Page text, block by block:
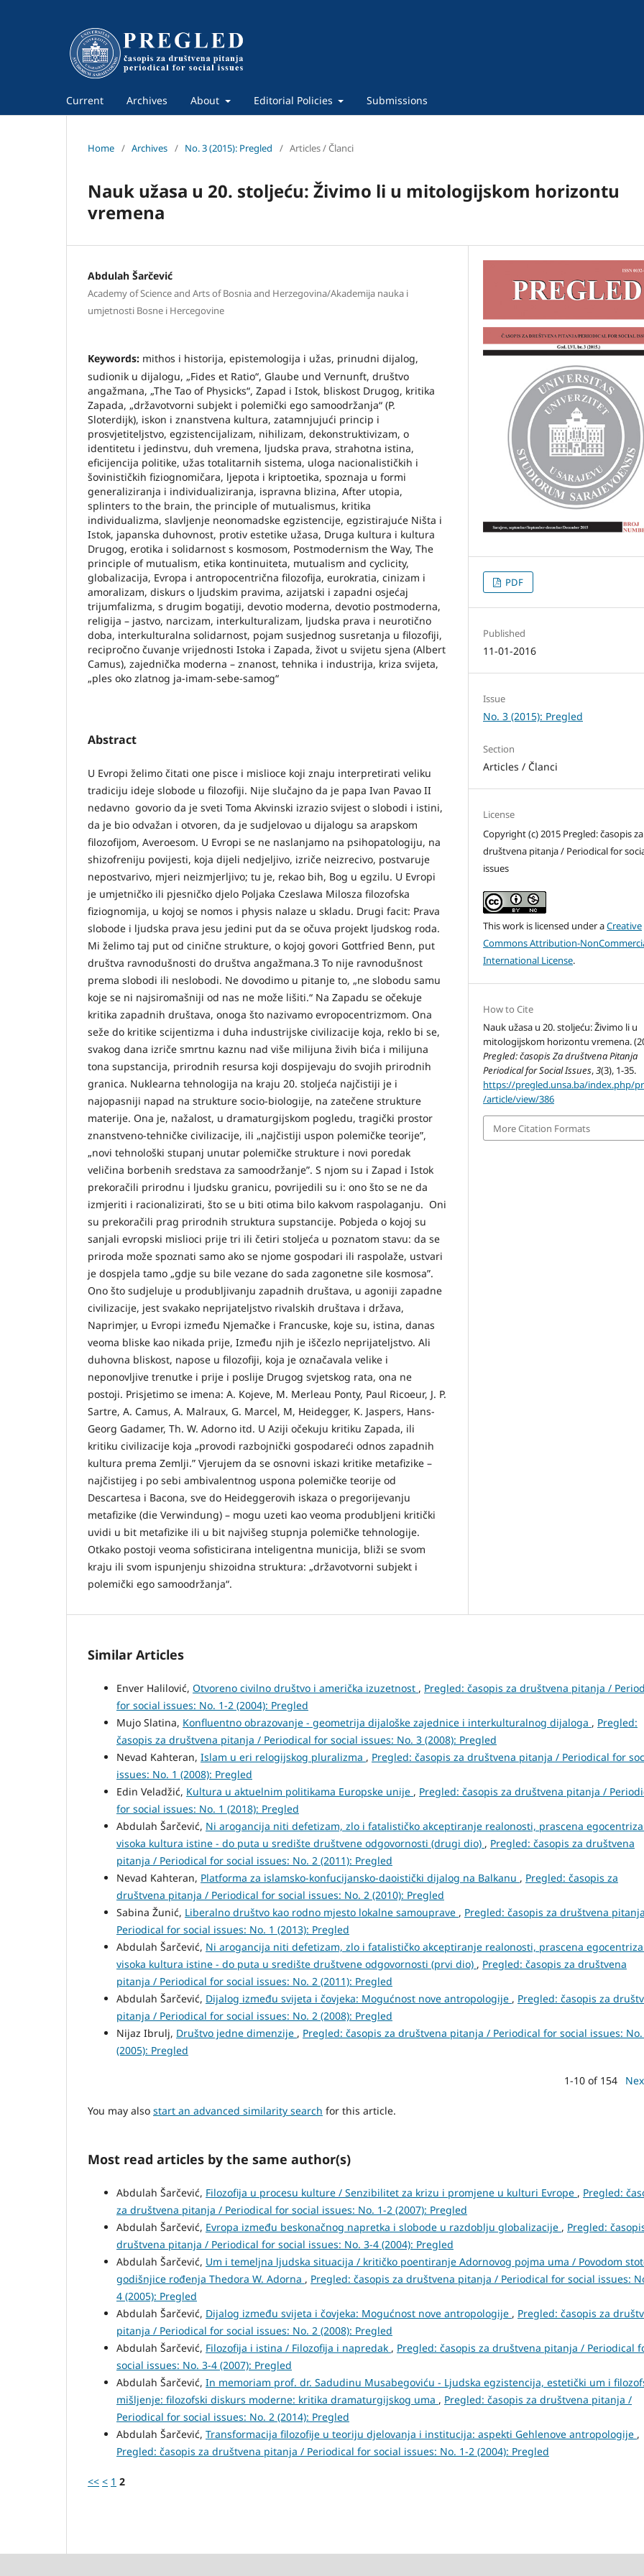
Current Archives About Editorial Policies Submissions
Home / Archives / No. 3 (2015): Pregled / Articles / Članci
Nauk užasa u 20. stoljeću: Živimo li u mitologijskom horizontu
vremena
Abdulah Šarčević
Academy of Science and Arts of Bosnia and Herzegovina/Akademija nauka i
umjetnosti Bosne i Hercegovine
Keywords: mithos i historija, epistemologija i užas, prinudni dijalog,
sudionik u dijalogu, „Fides et Ratio“, Glaube und Vernunft, društvo
angažmana, „The Tao of Physicks“, Zapad i Istok, bliskost Drugog, kritika
Zapada, „državotvorni subjekt i polemički ego samoodržanja“ (P.
Sloterdijk), iskon i znanstvena kultura, zatamnjujući princip i
prosvjetiteljstvo, egzistencijalizam, nihilizam, dekonstruktivizam, o
identitetu i jedinstvu, duh vremena, ljudska prava, strahotna istina,
eficijencija politike, užas totalitarnih sistema, uloga nacionalističkih i
šovinističkih fiziognomičara, ljepota i kriptoetika, spoznaja u formi
generaliziranja i individualiziranja, ispravna blizina, After utopia,
splinters to the brain, the principle of mutualismus, kritika
individualizma, slavljenje neonomadske egzistencije, egzistirajuće Ništa i
Istok, japanska duhovnost, protiv estetike užasa, Druga kultura i kultura
Drugog, erotika i solidarnost s kosmosom, Postmodernism the Way, The
principle of mutualism, etika kontinuiteta, mutualism and cyclicity,
globalizacija, Evropa i antropocentrična filozofija, eurokratia, cinizam i
amoralizam, diskurs o ljudskim pravima, azijatski i zapadni osjećaj
trijumfalizma, s drugim bogatiji, devotio moderna, devotio postmoderna,
religija – jastvo, narcizam, interkulturalizam, ljudska prava i neurotično
doba, interkulturalna solidarnost, pojam susjednog susretanja u filozofiji,
recipročno čuvanje vrijednosti Istoka i Zapada, život u svijetu sjena (Albert
Camus), zajednička moderna – znanost, tehnika i industrija, kriza svijeta,
„ples oko zlatnog ja-imam-sebe-samog“
Abstract
U Evropi želimo čitati one pisce i mislioce koji znaju interpretirati veliku
tradiciju ideje slobode u filozofiji. Nije slučajno da je papa Ivan Pavao II
nedavno govorio da je sveti Toma Akvinski izrazio svijest o slobodi i istini,
da je bio odvažan i otvoren, da je sudjelovao u dijalogu sa arapskom
filozofijom, Averoesom. U Evropi se ne naslanjamo na psihopatologiju, na
shizofreniju povijesti, koja dijeli nedjeljivo, izriče neizrecivo, postvaruje
nepostvarivo, mjeri neizmjerljivo; tu je, rekao bih, Bog u egzilu. U Evropi
je umjetničko ili pjesničko djelo Poljaka Czeslawa Milosza filozofska
fiziognomija, u kojoj se nomos i physis nalaze u skladu. Drugi facit: Prava
slobode i ljudska prava jesu jedini put da se očuva projekt ljudskog roda.
Mi želimo taj put od cinične strukture, o kojoj govori Gottfried Benn, put
društva ravnodušnosti do društva angažmana.3 To nije ravnodušnost
prema slobodi ili neslobodi. Ne dovodimo u pitanje to, „ne slobodu samu
koje se ni najsiromašniji od nas ne može lišiti.“ Na Zapadu se očekuje
kritika zapadnih društava, onoga što nazivamo evropocentrizmom. Ona
seže do kritike scijentizma i duha industrijske civilizacije koja, reklo bi se,
svakog dana izriče smrtnu kaznu nad više milijuna živih bića i milijuna
tona supstancija, prirodnih resursa koji dospijevaju do svojih prirodnih
granica. Nuklearna tehnologija na kraju 20. stoljeća najčistiji je i
najopasniji napad na strukture socio-biologije, na zatečene strukture
materije. Ona je, nažalost, u dramaturgijskom pogledu, tragički prostor
znanstveno-tehničke civilizacije, ili „najčistiji uspon polemičke teorije”,
„novi tehnološki stupanj unutar polemičke strukture i novi poredak
veličina borbenih sredstava za samoodržanje”. S njom su i Zapad i Istok
prekoračili prirodnu i ljudsku granicu, povrijedili su i: ono što se ne da
izmjeriti i racionalizirati, što se u biti otima bilo kakvom raspolaganju. Oni
su prekoračili prag prirodnih struktura supstancije. Pobjeda o kojoj su
sanjali evropski mislioci prije tri ili četiri stoljeća u poznatom stavu: da se
priroda može spoznati samo ako se njome gospodari ili raspolaže, ustvari
je dospjela tamo „gdje su bile vezane do sada zagonetne sile kosmosa”.
Ono što sudjeluje u produbljivanju zapadnih društava, u agoniji zapadne
civilizacije, jest svakako neprijateljstvo rivalskih društava i država,
Naprimjer, u Evropi između Njemačke i Francuske, koje su, istina, danas
veoma bliske kao nikada prije, Između njih je iščezlo neprijateljstvo. Ali
duhovna bliskost, napose u filozofiji, koja je označavala velike i
neponovljive trenutke i prije i poslije Drugog svjetskog rata, ona ne
postoji. Prisjetimo se imena: A. Kojeve, M. Merleau Ponty, Paul Ricoeur, J. P.
Sartre, A. Camus, A. Malraux, G. Marcel, M, Heidegger, K. Jaspers, Hans-
Georg Gadamer, Th. W. Adorno itd. U Aziji očekuju kritiku Zapada, ili
kritiku civilizacije koja „provodi razbojnički gospodareći odnos zapadnih
kultura prema Zemlji.” Vjerujem da se osnovni iskazi kritike metafizike –
najčistijeg i po sebi ambivalentnog uspona polemičke teorije od
Descartesa i Bacona, sve do Heideggerovih iskaza o pregorijevanju
metafizike (die Verwindung) – mogu uzeti kao veoma produbljeni kritički
uvidi u bit metafizike ili u bit najvišeg stupnja polemičke tehnologije.
Otkako postoji veoma sofisticirana inteligentna municija, bliži se svom
kraju ili svom ispunjenju shizoidna struktura: „državotvorni subjekt i
polemički ego samoodržanja“.
PDF
Published
11-01-2016
Issue
No. 3 (2015): Pregled
Section
Articles / Članci
License
Copyright (c) 2015 Pregled: časopis za
društvena pitanja / Periodical for
issues
This work is licensed under aCreative
Commons Attribution-
International License.
How to Cite
Nauk užasa u 20. stoljeću: Živimo li u
mitologijskom horizontu vremena.
Pregled: časopis Za društvena Pitanja
Periodical for Social Issues,3(3), 1-35.
https://pregled.unsa.ba/index.php/
/article/view/386
More Citation Formats
Similar Articles
Enver Halilović, Otvoreno civilno društvo i američka izuzetnost , Pregled: časopis za društvena pitanja /
for social issues: No. 1-2 (2004): Pregled
Mujo Slatina, Konfluentno obrazovanje - geometrija dijaloške zajednice i interkulturalnog dijaloga , Pregled:
časopis za društvena pitanja / Periodical for social issues: No. 3 (2008): Pregled
Nevad Kahteran, Islam u eri relogijskog pluralizma , Pregled: časopis za društvena pitanja / Periodical for
issues: No. 1 (2008): Pregled
Edin Veladžić, Kultura u aktuelnim politikama Europske unije , Pregled: časopis za društvena pitanja /
for social issues: No. 1 (2018): Pregled
Abdulah Šarčević, Ni arogancija niti defetizam, zlo i fatalističko akceptiranje realonosti, prascena
visoka kultura istine - do puta u središte društvene odgovornosti (drugi dio) , Pregled: časopis za društvena
pitanja / Periodical for social issues: No. 2 (2011): Pregled
Nevad Kahteran, Platforma za islamsko-konfucijansko-daoistički dijalog na Balkanu , Pregled: časopis za
društvena pitanja / Periodical for social issues: No. 2 (2010): Pregled
Sabina Žunić, Liberalno društvo kao rodno mjesto lokalne samouprave , Pregled: časopis za društvena
Periodical for social issues: No. 1 (2013): Pregled
Abdulah Šarčević, Ni arogancija niti defetizam, zlo i fatalističko akceptiranje realonosti, prascena
visoka kultura istine - do puta u središte društvene odgovornosti (prvi dio) , Pregled: časopis za društvena
pitanja / Periodical for social issues: No. 2 (2011): Pregled
Abdulah Šarčević, Dijalog između svijeta i čovjeka: Mogućnost nove antropologije , Pregled: časopis za
pitanja / Periodical for social issues: No. 2 (2008): Pregled
Nijaz Ibrulj, Društvo jedne dimenzije , Pregled: časopis za društvena pitanja / Periodical for social issues:
(2005): Pregled
1-10 of 154
You may also start an advanced similarity search for this article.
Most read articles by the same author(s)
Abdulah Šarčević, Filozofija u procesu kulture / Senzibilitet za krizu i promjene u kulturi Evrope , Pregled:
za društvena pitanja / Periodical for social issues: No. 1-2 (2007): Pregled
Abdulah Šarčević, Evropa između beskonačnog napretka i slobode u razdoblju globalizacije , Pregled:
društvena pitanja / Periodical for social issues: No. 3-4 (2004): Pregled
Abdulah Šarčević, Um i temeljna ljudska situacija / kritičko poentiranje Adornovog pojma uma / Povodom
godišnjice rođenja Thedora W. Adorna , Pregled: časopis za društvena pitanja / Periodical for social issues:
4 (2005): Pregled
Abdulah Šarčević, Dijalog između svijeta i čovjeka: Mogućnost nove antropologije , Pregled: časopis za
pitanja / Periodical for social issues: No. 2 (2008): Pregled
Abdulah Šarčević, Filozofija i istina / Filozofija i napredak , Pregled: časopis za društvena pitanja / Periodical
social issues: No. 3-4 (2007): Pregled
Abdulah Šarčević, In memoriam prof. dr. Sadudinu Musabegoviću - Ljudska egzistencija, estetički um i
mišljenje: filozofski diskurs moderne: kritika dramaturgijskog uma , Pregled: časopis za društvena pitanja /
Periodical for social issues: No. 2 (2014): Pregled
Abdulah Šarčević, Transformacija filozofije u teoriju djelovanja i institucija: aspekti Gehlenove antropologije ,
Pregled: časopis za društvena pitanja / Periodical for social issues: No. 1-2 (2004): Pregled
<< < 1 2